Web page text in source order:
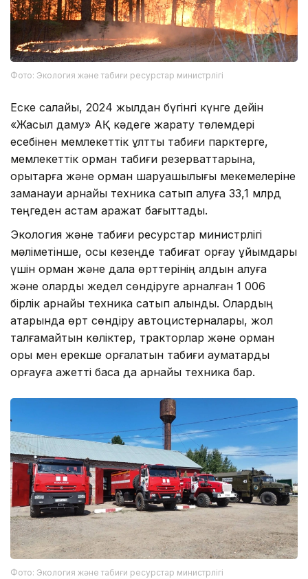
Фото: Экология және табиғи ресурстар министрлігі
Еске салайық, 2024 жылдан бүгінгі күнге дейін
«Жасыл даму» АҚ кәдеге жарату төлемдері
есебінен мемлекеттік ұлттық табиғи парктерге,
мемлекеттік орман табиғи резерваттарына,
қорықтарға және орман шаруашылығы мекемелеріне
заманауи арнайы техника сатып алуға 33,1 млрд
теңгеден астам қаражат бағыттады.
Экология және табиғи ресурстар министрлігі
мәліметінше, осы кезеңде табиғат қорғау ұйымдары
үшін орман және дала өрттерінің алдын алуға
және оларды жедел сөндіруге арналған 1 006
бірлік арнайы техника сатып алынды. Олардың
қатарында өрт сөндіру автоцистерналары, жол
талғамайтын көліктер, тракторлар және орман
қоры мен ерекше қорғалатын табиғи аумақтарды
қорғауға қажетті басқа да арнайы техника бар.
Фото: Экология және табиғи ресурстар министрлігі